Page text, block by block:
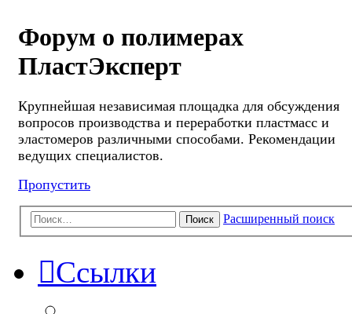
Форум о полимерах
ПластЭксперт
Крупнейшая независимая площадка для обсуждения
вопросов производства и переработки пластмасс и
эластомеров различными способами. Рекомендации
ведущих специалистов.
Пропустить
Поиск Расширенный поиск
Ссылки